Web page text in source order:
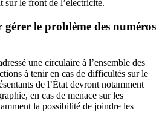
le front de l’électricité.
le problème des numéros
une circulaire à l’ensemble des
à tenir en cas de difficultés sur le
de l’État devront notamment
en cas de menace sur les
la possibilité de joindre les